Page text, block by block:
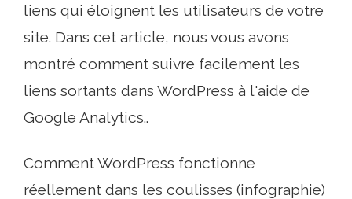
liens qui éloignent les utilisateurs de votre
site. Dans cet article, nous vous avons
montré comment suivre facilement les
liens sortants dans WordPress à l'aide de
Google Analytics..
Comment WordPress fonctionne
réellement dans les coulisses (infographie)